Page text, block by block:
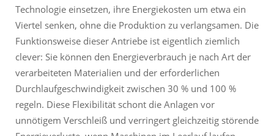
Technologie einsetzen, ihre Energiekosten um etwa ein
Viertel senken, ohne die Produktion zu verlangsamen. Die
Funktionsweise dieser Antriebe ist eigentlich ziemlich
clever: Sie können den Energieverbrauch je nach Art der
verarbeiteten Materialien und der erforderlichen
Durchlaufgeschwindigkeit zwischen 30 % und 100 %
regeln. Diese Flexibilität schont die Anlagen vor
unnötigem Verschleiß und verringert gleichzeitig störende